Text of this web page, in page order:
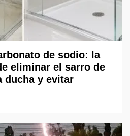
de sodio: la
eliminar el sarro de
ducha y evitar